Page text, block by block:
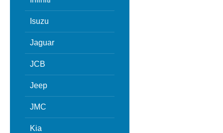
Isuzu
Jaguar
JCB
Jeep
JMC
Kia